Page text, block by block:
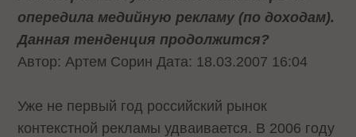
опередила медийную рекламу (по доходам).
Данная тенденция продолжится?
Автор: Артем Сорин Дата: 18.03.2007 16:04
Уже не первый год российский рынок
контекстной рекламы удваивается. В 2006 году